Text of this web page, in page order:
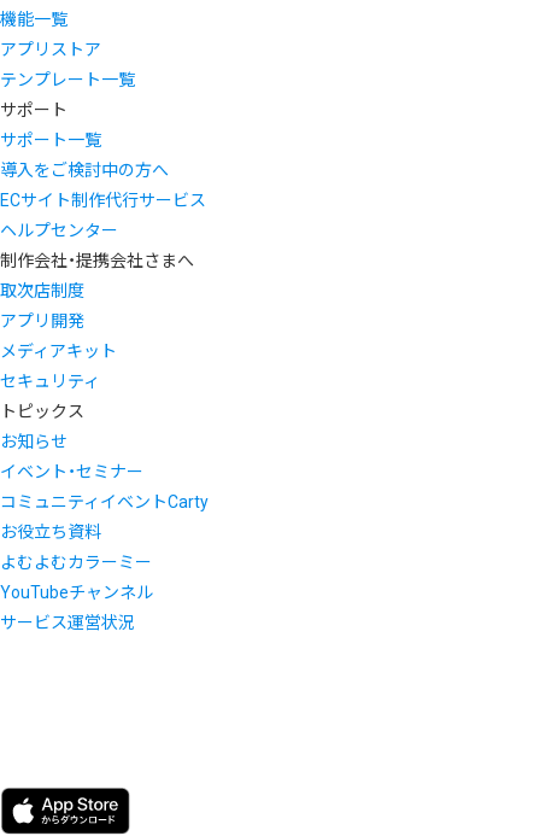
機能一覧
アプリストア
テンプレート一覧
サポート
サポート一覧
導入をご検討中の方へ
ECサイト制作代行サービス
ヘルプセンター
制作会社・提携会社さまへ
取次店制度
アプリ開発
メディアキット
セキュリティ
トピックス
お知らせ
イベント・セミナー
コミュニティイベントCarty
お役立ち資料
よむよむカラーミー
YouTubeチャンネル
サービス運営状況